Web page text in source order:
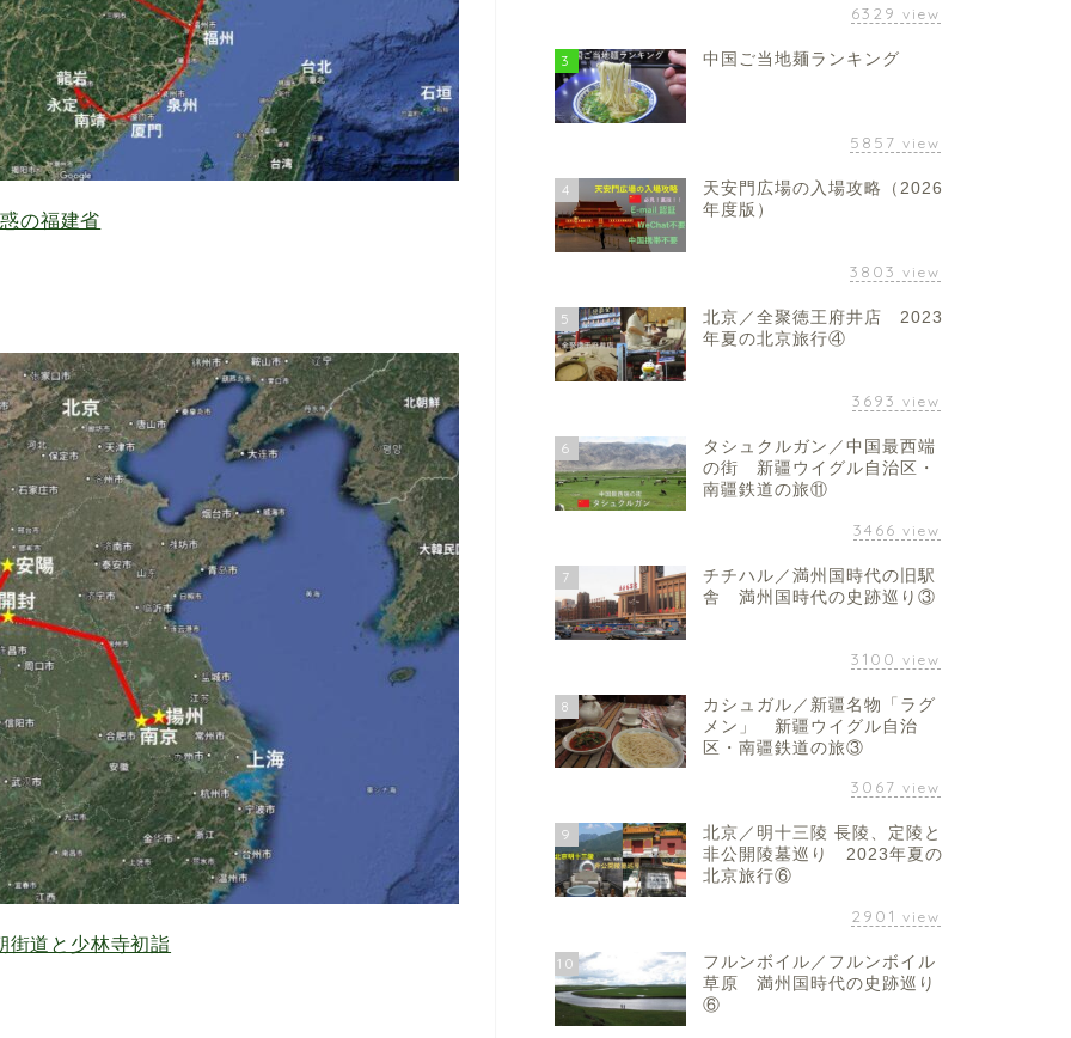
の福建省
街道と少林寺初詣
6329 view
3 中国ご当地麺ランキング
5857 view
4
天安門広場の入場攻略（2026
年度版）
3803 view
5
北京／全聚徳王府井店 2023
年夏の北京旅行④
3693 view
6
タシュクルガン／中国最西端
の街 新疆ウイグル自治区・
南疆鉄道の旅⑪
3466 view
7
チチハル／満州国時代の旧駅
舎 満州国時代の史跡巡り③
3100 view
8
カシュガル／新疆名物「ラグ
メン」 新疆ウイグル自治
区・南疆鉄道の旅③
3067 view
9
北京／明十三陵 長陵、定陵と
非公開陵墓巡り 2023年夏の
北京旅行⑥
2901 view
10
フルンボイル／フルンボイル
草原 満州国時代の史跡巡り
⑥